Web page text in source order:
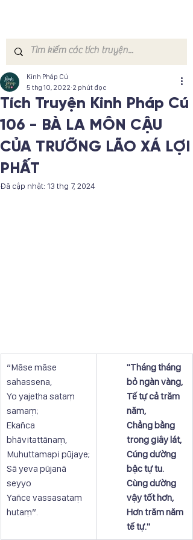
Tích Truyện Kinh Pháp Cú
106 - BÀ LA MÔN CẬU
CỦA TRƯỠNG LÃO XÁ LỢI
PHẤT
Kinh Pháp Cú
5 thg 10, 2022 2 phút đọc
Đã cập nhật:13 thg 7, 2024
“Māse māse
sahassena,
Yo yajetha sataṃ
samaṃ;
Ekañca
bhāvitattānaṃ,
Muhuttamapi pūjaye;
Sā yeva pūjanā
seyyo
Yañce vassasataṃ
hutaṃ”.
"Tháng tháng
bỏ ngàn vàng,
Tế tự cả trăm
năm,
Chẳng bằng
trong giây lát,
Cúng dường
bậc tự tu.
Cùng dường
vậy tốt hơn,
Hơn trăm năm
tế tự."